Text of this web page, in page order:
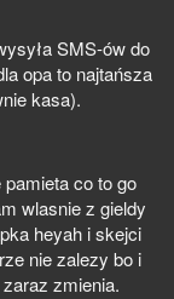
SMS-ów do
opa to najtańsza
kasa).
co to go
wlasnie z gieldy
heyah i skejci
nie zalezy bo i
zmienia.